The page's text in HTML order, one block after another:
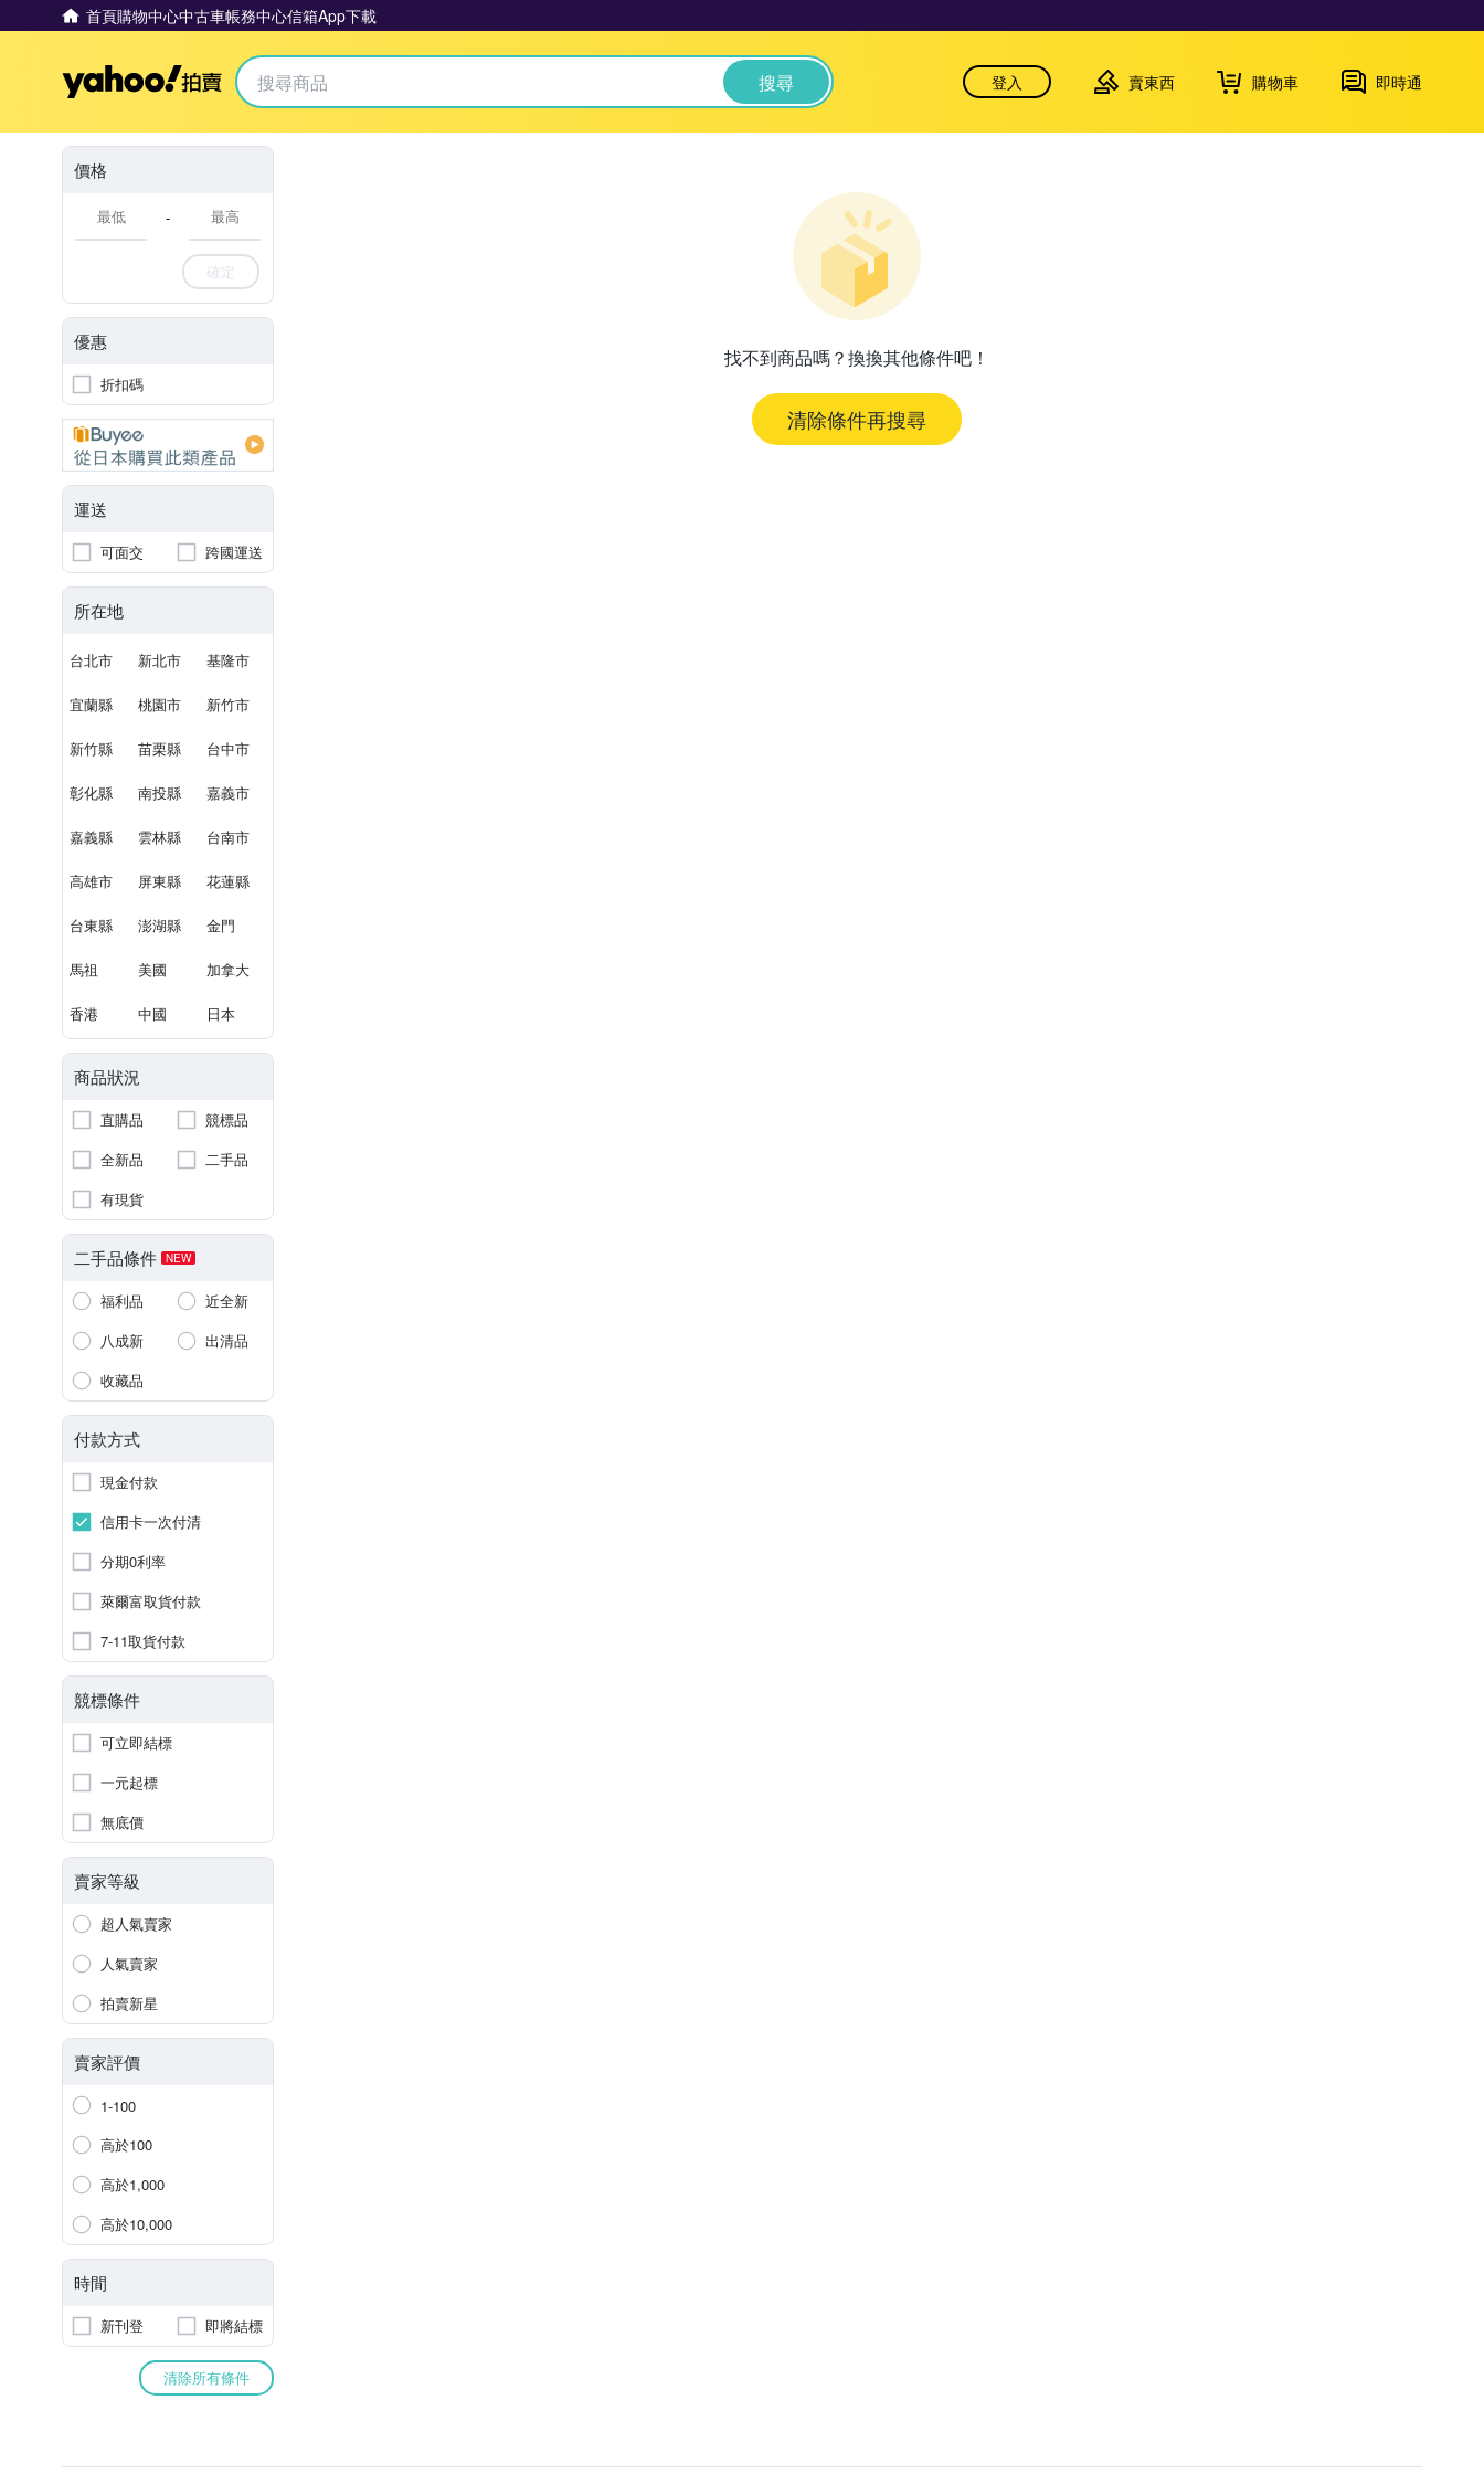
首頁購物中心中古車帳務中心信箱App下載
Yahoo拍賣 搜尋 登入 賣東西 購物車 即時通
價格
-
確定
優惠
折扣碼
運送
可面交 跨國運送
所在地
台北市 新北市 基隆市
宜蘭縣 桃園市 新竹市
新竹縣 苗栗縣 台中市
彰化縣 南投縣 嘉義市
嘉義縣 雲林縣 台南市
高雄市 屏東縣 花蓮縣
台東縣 澎湖縣 金門
馬祖 美國 加拿大
香港 中國 日本
商品狀況
直購品
競標品
全新品
二手品
有現貨
二手品條件 NEW
福利品
近全新
八成新
出清品
收藏品
付款方式
現金付款
信用卡一次付清
分期0利率
萊爾富取貨付款
7-11取貨付款
競標條件
可立即結標
一元起標
無底價
賣家等級
超人氣賣家
人氣賣家
拍賣新星
賣家評價
1-100
高於100
高於1,000
高於10,000
時間
新刊登 即將結標
清除所有條件
找不到商品嗎？換換其他條件吧！
清除條件再搜尋